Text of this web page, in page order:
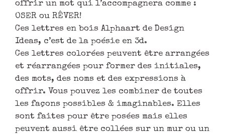
offrir un mot qui l’accompagnera comme :
OSER ou RÊVER!
Ces lettres en bois Alphaart de Design
Ideas, c’est de la poésie en 3d.
Ces lettres colorées peuvent être arrangées
et réarrangées pour former des initiales,
des mots, des noms et des expressions à
offrir. Vous pouvez les combiner de toutes
les façons possibles & imaginables. Elles
sont faites pour être posées mais elles
peuvent aussi être collées sur un mur ou un